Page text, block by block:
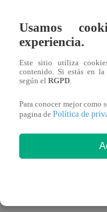
segundo programa
nacional y que tiene
En la fotografía que
congresista que robó
Usamos
experiencia.
Este sitio utiliza
contenido. Si estás en la
según el RGPD.
Para conocer mejor como
pagina de Política de